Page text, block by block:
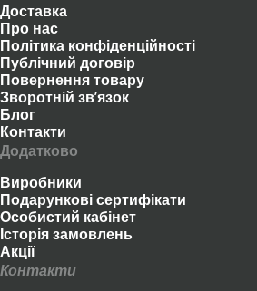
Доставка
Про нас
Політика конфіденційності
Публічний договір
Повернення товару
Зворотній зв’язок
Блог
Контакти
Додатково
Виробники
Подарункові сертифікати
Особистий кабінет
Історія замовлень
Акції
Контакти